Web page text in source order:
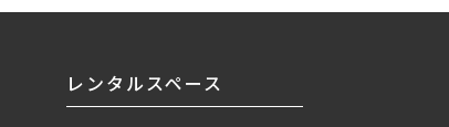
レンタルスペース